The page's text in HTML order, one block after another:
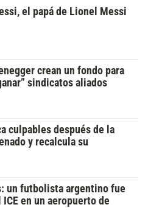
el papá de Lionel Messi
crean un fondo para
sindicatos aliados
culpables después de la
y recalcula su
un futbolista argentino fue
en un aeropuerto de